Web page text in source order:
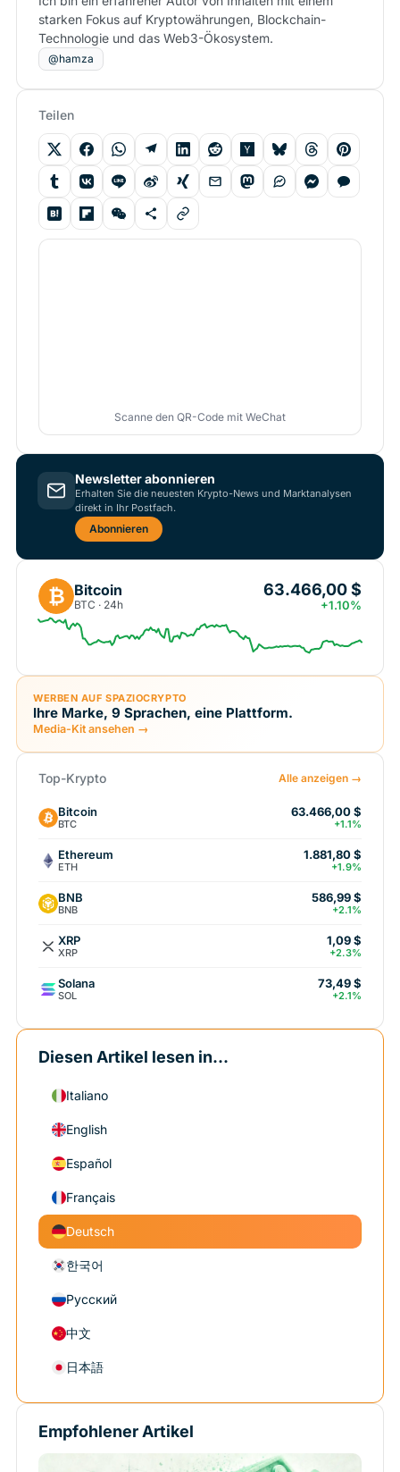
starken Fokus auf Kryptowährungen, Blockchain-
Technologie und das Web3-Ökosystem.
@hamza
Teilen
Scanne den QR-Code mit WeChat
Newsletter abonnieren
Erhalten Sie die neuesten Krypto-News und Marktanalysen
direkt in Ihr Postfach.
Abonnieren
₿ Bitcoin
BTC · 24h
63.466,00 $
+1.10%
WERBEN AUF SPAZIOCRYPTO
Ihre Marke, 9 Sprachen, eine Plattform.
Media-Kit ansehen →
Top-Krypto Alle anzeigen →
Bitcoin
BTC
63.466,00 $
+1.1%
Ethereum
ETH
1.881,80 $
+1.9%
BNB
BNB
586,99 $
+2.1%
XRP
XRP
1,09 $
+2.3%
Solana
SOL
73,49 $
+2.1%
Diesen Artikel lesen in...
Italiano
English
Español
Français
Deutsch
한국어
Русский
中文
日本語
Empfohlener Artikel